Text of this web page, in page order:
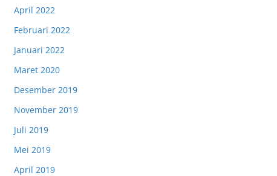
April 2022
Februari 2022
Januari 2022
Maret 2020
Desember 2019
November 2019
Juli 2019
Mei 2019
April 2019